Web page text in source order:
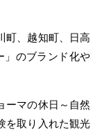
町、越知町、日高
」のブランド化や
ーマの休日～自然
を取り入れた観光